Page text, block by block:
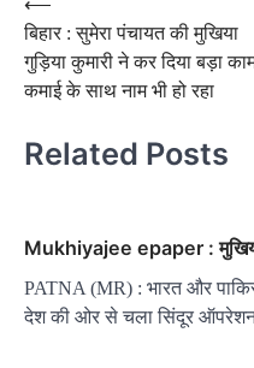
Post
navigation
⟵
बिहार : सुमेरा पंचायत की मुखिया
गुड़िया कुमारी ने कर दिया बड़ा
कमाई के साथ नाम भी हो रहा
Related Posts
Mukhiyajee epaper :
PATNA (MR) : भारत और
देश की ओर से चला सिंदूर